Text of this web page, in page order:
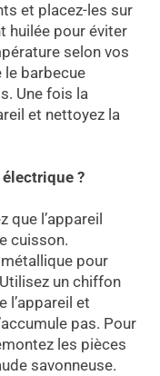
et placez-les sur
huilée pour éviter
selon vos
le barbecue
Une fois la
et nettoyez la
?
l’appareil
cuisson.
métallique pour
un chiffon
l’appareil et
pas. Pour
les pièces
savonneuse.